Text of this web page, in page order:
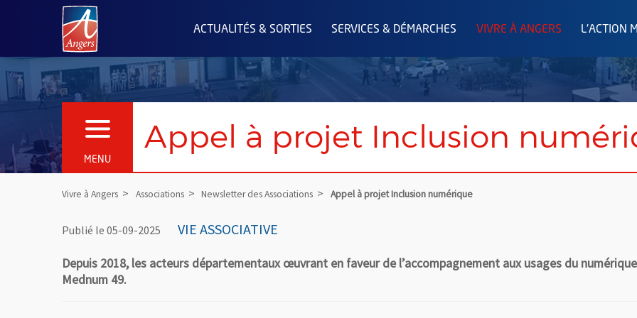
Angers.fr : Retour à l'accueil
ACTUALITÉS & SORTIES SERVICES & DÉMARCHES VIVRE À ANGERS L'ACTION
MENU
OUVRIR LE MENU Appel à projet Inclusion
Vivre à Angers Associations Newsletter des Associations Appel à projet Inclusion numérique
Publié le 05-09-2025 VIE ASSOCIATIVE
Depuis 2018, les acteurs départementaux œuvrant en faveur de l’accompagnement aux usages du
Mednum 49.